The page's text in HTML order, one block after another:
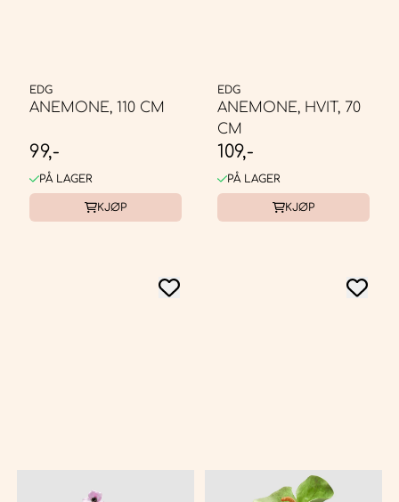
EDG
ANEMONE, 110 CM
99,-
PÅ LAGER
KJØP
EDG
ANEMONE, HVIT, 70
CM
109,-
PÅ LAGER
KJØP